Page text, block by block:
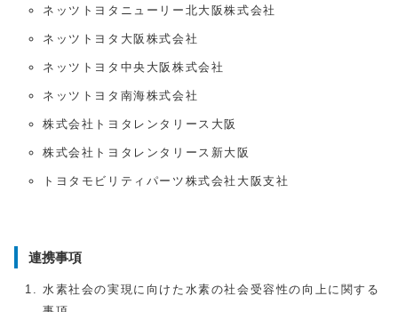
ネッツトヨタニューリー北大阪株式会社
ネッツトヨタ大阪株式会社
ネッツトヨタ中央大阪株式会社
ネッツトヨタ南海株式会社
株式会社トヨタレンタリース大阪
株式会社トヨタレンタリース新大阪
トヨタモビリティパーツ株式会社大阪支社
連携事項
水素社会の実現に向けた水素の社会受容性の向上に関する